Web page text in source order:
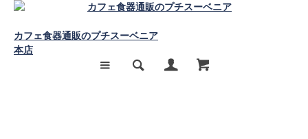
カフェ食器通販のプチスーベニア
本店